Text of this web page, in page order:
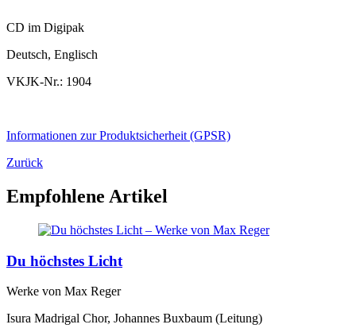
CD im Digipak
Deutsch, Englisch
VKJK-Nr.: 1904
Informationen zur Produktsicherheit (GPSR)
Zurück
Empfohlene Artikel
Du höchstes Licht
Werke von Max Reger
Isura Madrigal Chor, Johannes Buxbaum (Leitung)